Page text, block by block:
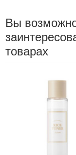
Вы
товарах